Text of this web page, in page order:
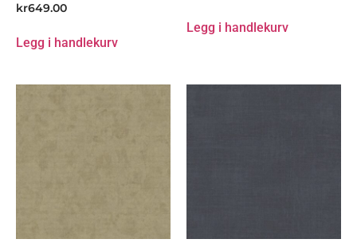
kr649.00
Legg i handlekurv
Legg i handlekurv